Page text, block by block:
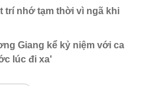
trí nhớ tạm thời vì ngã khi
Giang kể kỷ niệm với ca
lúc đi xa'